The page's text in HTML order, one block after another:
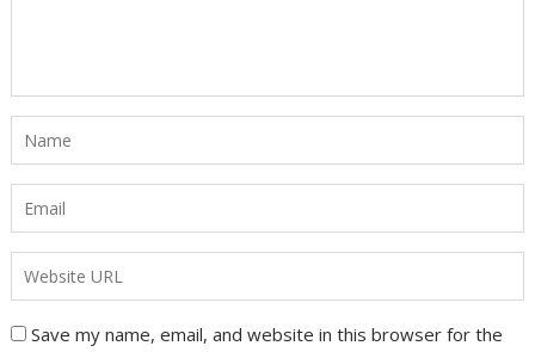
Save my name, email, and website in this browser for the